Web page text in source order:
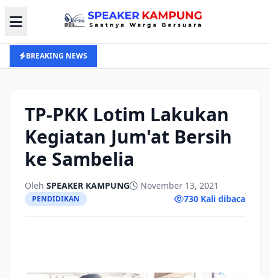
BREAKING NEWS
TP-PKK Lotim Lakukan
Kegiatan Jum'at Bersih
ke Sambelia
Oleh SPEAKER KAMPUNG November 13, 2021
PENDIDIKAN 730 Kali dibaca